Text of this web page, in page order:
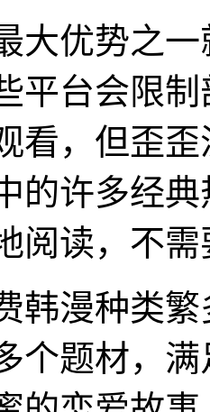
大优势之
平台会限
看，但歪
的许多经
阅读，不
韩漫种类
个题材，